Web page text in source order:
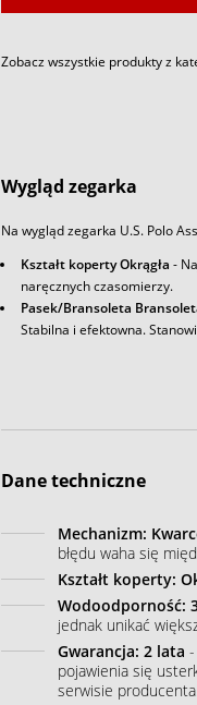
Zobacz wszystkie produkty z
Wygląd zegarka
Na wygląd zegarka U.S. Polo
Kształt koperty Okrągła -
naręcznych czasomierzy.
Pasek/Bransoleta
Stabilna i efektowna.
Dane techniczne
Mechanizm:
błędu waha się
Kształt koperty:
Wodoodporność:
jednak unikać
Gwarancja: 2 lata
pojawienia się
serwisie